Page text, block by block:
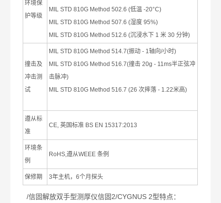
环境保
护等级
MIL STD 810G Method 502.6 (低温 -20°C)
MIL STD 810G Method 507.6 (湿度 95%)
MIL STD 810G Method 512.6 (沉浸水下 1米 30分钟)
撞击及
冲击测
试
MIL STD 810G Method 514.7(振动 - 1轴向/小时)
MIL STD 810G Method 516.7(撞击 20g - 11ms半正弦冲
击脉冲)
MIL STD 810G Method 516.7 (26次摔落 - 1.22米高)
遵从标
准
CE,英国标准 BS EN 15317:2013
环境条
例
RoHS,遵从WEEE条例
保修期 3年主机，6个月探头
/信固解放双手型测厚仪信固2/CYGNUS 2型特点：